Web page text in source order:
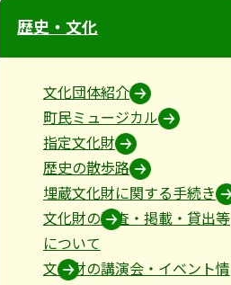
歴史・文化
文化団体紹介
町民ミュージカル
指定文化財
歴史の散歩路
埋蔵文化財に関する手続き
文化財の調査・掲載・貸出等
について
文化財の講演会・イベント情